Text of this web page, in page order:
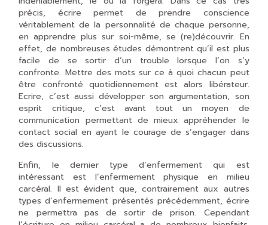
précis, écrire permet de prendre conscience
véritablement de la personnalité de chaque personne,
en apprendre plus sur soi-même, se (re)découvrir. En
effet, de nombreuses études démontrent qu’il est plus
facile de se sortir d’un trouble lorsque l’on s’y
confronte. Mettre des mots sur ce à quoi chacun peut
être confronté quotidiennement est alors libérateur.
Ecrire, c’est aussi développer son argumentation, son
esprit critique, c’est avant tout un moyen de
communication permettant de mieux appréhender le
contact social en ayant le courage de s’engager dans
des discussions.
Enfin, le dernier type d’enfermement qui est
intéressant est l’enfermement physique en milieu
carcéral. Il est évident que, contrairement aux autres
types d’enfermement présentés précédemment, écrire
ne permettra pas de sortir de prison. Cependant